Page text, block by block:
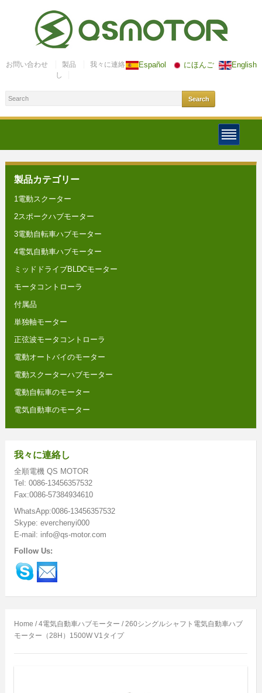
Español にほんご English
お問い合わせ 製品
我々に連絡
し
製品カテゴリー
1電動スクーター
2スポークハブモーター
3電動自転車ハブモーター
4電気自動車ハブモーター
ミッドドライブBLDCモーター
モータコントローラ
付属品
単独軸モーター
正弦波モータコントローラ
電動オートバイのモーター
電動スクーターハブモーター
電動自転車のモーター
電気自動車のモーター
我々に連絡し
全順電機 QS MOTOR
Tel: 0086-13456357532
Fax:0086-57384934610
WhatsApp:0086-13456357532
Skype: everchenyi000
E-mail: info@qs-motor.com
Follow Us:
Home /4電気自動車ハブモーター / 260シングルシャフト電気自動車ハブ
モーター（28H）1500W V1タイプ